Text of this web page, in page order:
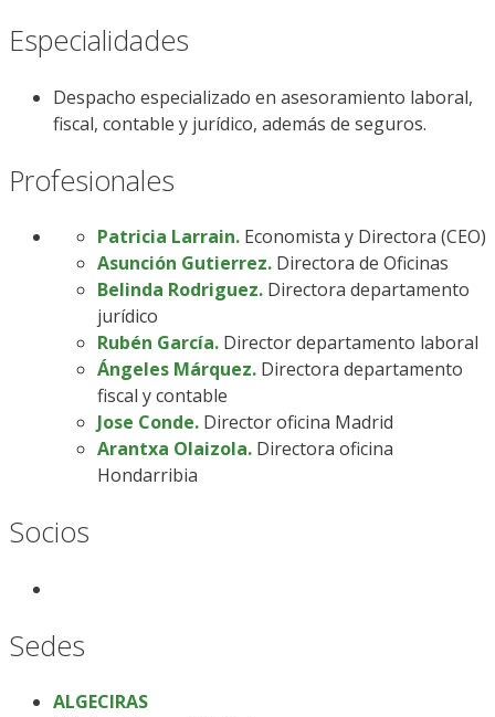
Especialidades
Despacho especializado en asesoramiento laboral,
fiscal, contable y jurídico, además de seguros.
Profesionales
Patricia Larrain. Economista y Directora (CEO)
Asunción Gutierrez. Directora de Oficinas
Belinda Rodriguez. Directora departamento
jurídico
Rubén García. Director departamento laboral
Ángeles Márquez. Directora departamento
fiscal y contable
Jose Conde. Director oficina Madrid
Arantxa Olaizola. Directora oficina
Hondarribia
Socios
Sedes
ALGECIRAS